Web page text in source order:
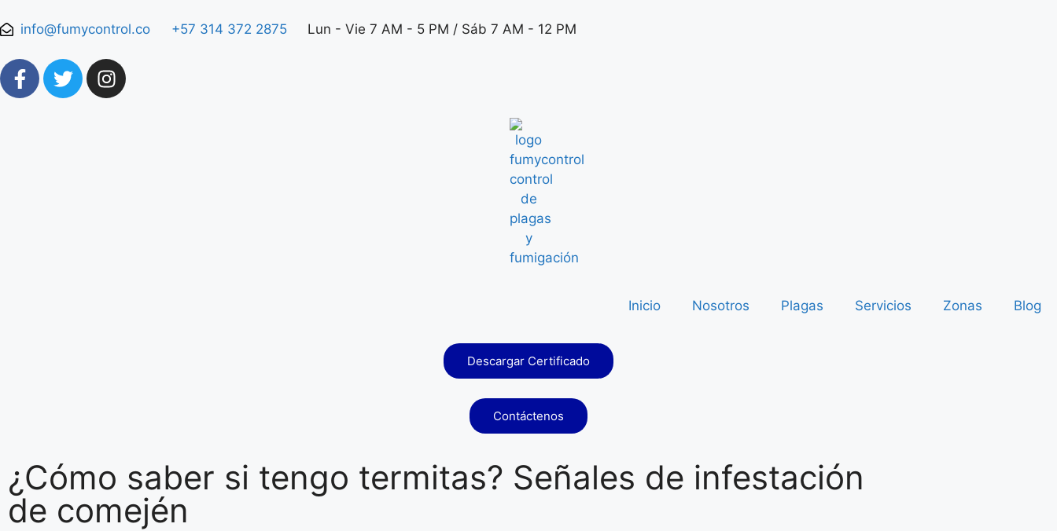
info@fumycontrol.co +57 314 372 2875 Lun - Vie 7 AM - 5 PM / Sáb 7 AM - 12 PM
Inicio Nosotros Plagas Servicios Zonas Blog
Descargar Certificado
Contáctenos
¿Cómo saber si tengo termitas? Señales de infestación
de comején